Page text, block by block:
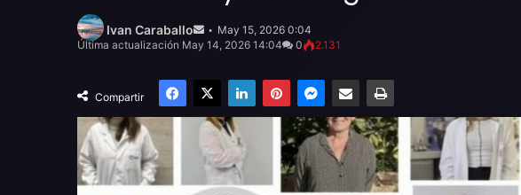
Ivan Caraballo
emailMay 15, 2026 0:04
Última actualización May 14, 2026 14:04
0 2.131
Compartir
Facebook
X LinkedInPinterestMessenger
Compartir por email Imprimir